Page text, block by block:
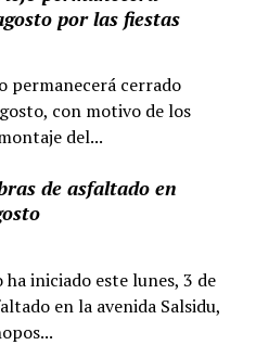
por las fiestas
permanecerá cerrado
con motivo de los
del...
de asfaltado en
iniciado este lunes, 3 de
en la avenida Salsidu,